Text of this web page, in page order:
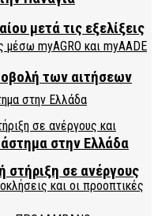
μετά τις εξελίξεις
στην Ελλάδα
των αιτήσεων
σε ανέργους